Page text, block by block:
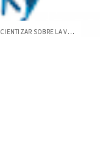
CAMPAÑA BUSCA CONCIENTIZAR SOBRE LA VIOL...